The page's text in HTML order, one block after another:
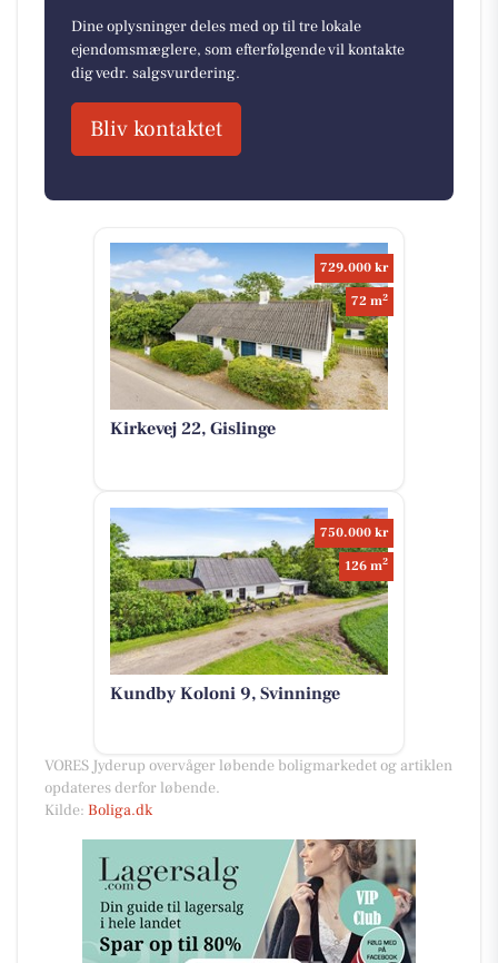
Dine oplysninger deles med op til tre lokale
ejendomsmæglere, som efterfølgende vil kontakte
dig vedr. salgsvurdering.
Bliv kontaktet
729.000 kr
72 m2
Kirkevej 22, Gislinge
750.000 kr
126 m2
Kundby Koloni 9, Svinninge
VORES Jyderup overvåger løbende boligmarkedet og artiklen
opdateres derfor løbende.
Kilde: Boliga.dk